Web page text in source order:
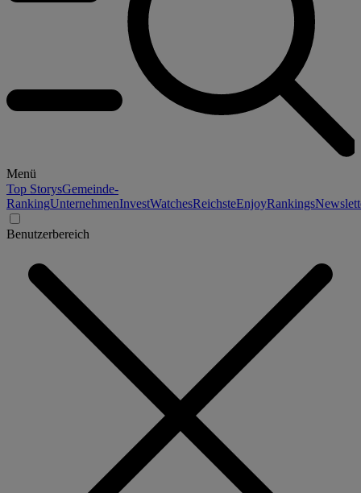
Menü
Top StorysGemeinde-
RankingUnternehmenInvestWatchesReichsteEnjoyRankings
Benutzerbereich